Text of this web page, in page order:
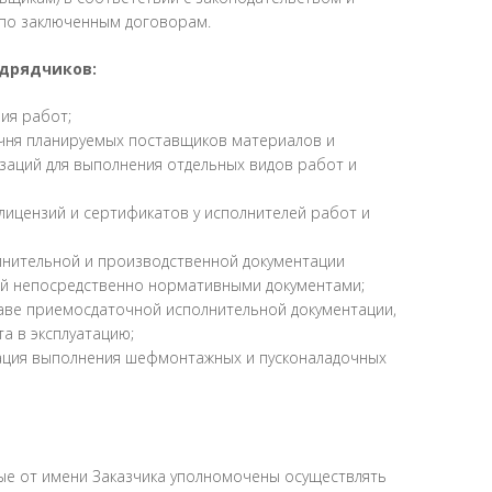
заключенным договорам.
работ;
планируемых поставщиков материалов и
для выполнения отдельных видов работ и
и сертификатов у исполнителей работ и
и производственной документации
непосредственно нормативными документами;
приемосдаточной исполнительной документации,
в эксплуатацию;
выполнения шефмонтажных и пусконаладочных
от имени Заказчика уполномочены осуществлять